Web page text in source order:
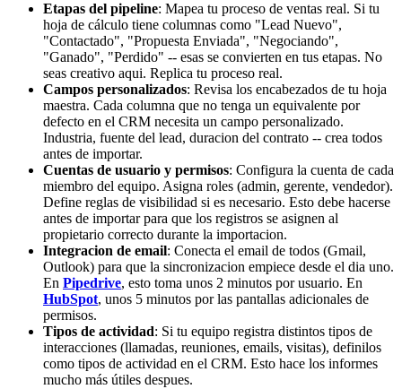
Etapas del pipeline: Mapea tu proceso de ventas real. Si tu
hoja de cálculo tiene columnas como "Lead Nuevo",
"Contactado", "Propuesta Enviada", "Negociando",
"Ganado", "Perdido" -- esas se convierten en tus etapas. No
seas creativo aqui. Replica tu proceso real.
Campos personalizados: Revisa los encabezados de tu hoja
maestra. Cada columna que no tenga un equivalente por
defecto en el CRM necesita un campo personalizado.
Industria, fuente del lead, duracion del contrato -- crea todos
antes de importar.
Cuentas de usuario y permisos: Configura la cuenta de cada
miembro del equipo. Asigna roles (admin, gerente, vendedor).
Define reglas de visibilidad si es necesario. Esto debe hacerse
antes de importar para que los registros se asignen al
propietario correcto durante la importacion.
Integracion de email: Conecta el email de todos (Gmail,
Outlook) para que la sincronizacion empiece desde el dia uno.
En Pipedrive, esto toma unos 2 minutos por usuario. En
HubSpot, unos 5 minutos por las pantallas adicionales de
permisos.
Tipos de actividad: Si tu equipo registra distintos tipos de
interacciones (llamadas, reuniones, emails, visitas), definilos
como tipos de actividad en el CRM. Esto hace los informes
mucho más útiles despues.